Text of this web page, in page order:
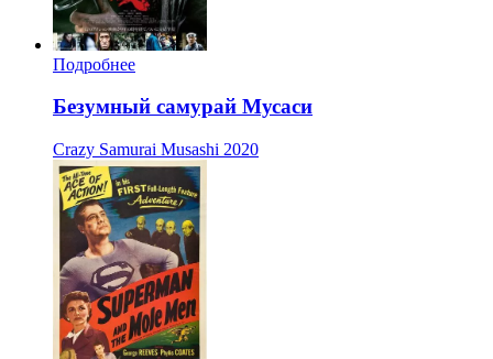
Подробнее
Безумный самурай Мусаси
Crazy Samurai Musashi 2020